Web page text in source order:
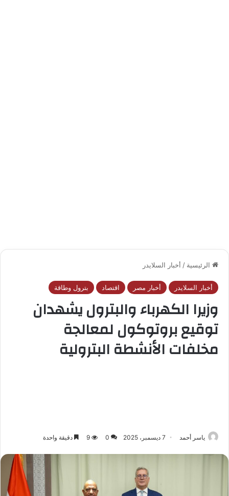
الرئيسية / أخبار السلايدر
أخبار السلايدر أخبار مصر اقتصاد بترول وطاقة
وزيرا الكهرباء والبترول يشهدان
توقيع بروتوكول لمعالجة
مخلفات الأنشطة البترولية
ياسر أحمد 7 ديسمبر، 2025 0
9 دقيقة واحدة